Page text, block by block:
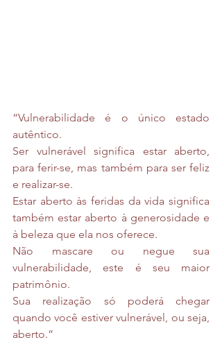
“Vulnerabilidade é o único estado
autêntico.
Ser vulnerável significa estar aberto,
para ferir-se, mas também para ser feliz
e realizar-se.
Estar aberto às feridas da vida significa
também estar aberto à generosidade e
à beleza que ela nos oferece.
Não mascare ou negue sua
vulnerabilidade, este é seu maior
patrimônio.
Sua realização só poderá chegar
quando você estiver vulnerável, ou seja,
aberto.”